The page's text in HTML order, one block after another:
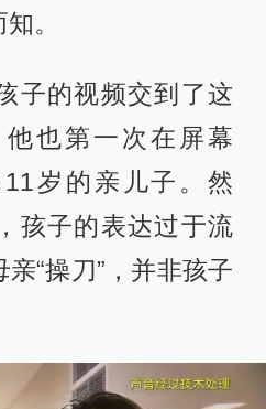
。
子的视频交到了这
也第一次在屏幕
岁的亲儿子。然
孩子的表达过于流
“操刀”，并非孩子